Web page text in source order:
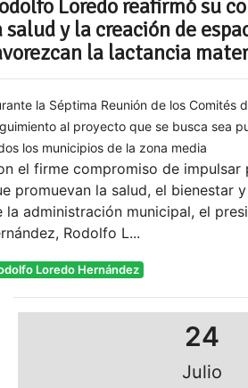
Loredo reafirmó su
salud y la creación de
la lactancia
la Séptima Reunión de los Comités
al proyecto que se busca sea
los municipios de la zona media
el firme compromiso de impulsar
promuevan la salud, el bienestar
la administración municipal, el
Rodolfo L...
Loredo Hernández
24
Julio